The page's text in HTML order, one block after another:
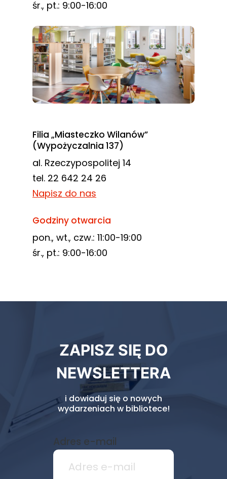
śr., pt.: 9:00-16:00
Filia „Miasteczko Wilanów”
(Wypożyczalnia 137)
al. Rzeczypospolitej 14
tel. 22 642 24 26
Napisz do nas
Godziny otwarcia
pon., wt., czw.: 11:00-19:00
śr., pt.: 9:00-16:00
biblioteki
ZAPISZ SIĘ DO
NEWSLETTERA
i dowiaduj się o nowych
wydarzeniach w bibliotece!
Adres e-mail